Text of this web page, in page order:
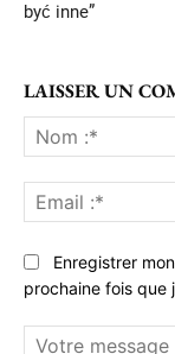
być inne”
LAISSER UN
Enregistrer
prochaine fois que